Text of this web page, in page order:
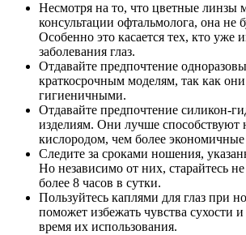
Несмотря на то, что цветные линзы
консультации офтальмолога, она не
Особенно это касается тех, кто уже
заболевания глаз.
Отдавайте предпочтение
краткосрочным моделям, так как
гигиеничными.
Отдавайте предпочтение силикон-
изделиям. Они лучше способствуют
кислородом, чем более
Следите за сроками ношения,
Но независимо от них, старайтесь
более 8 часов в сутки.
Пользуйтесь каплями для глаз при
поможет избежать чувства сухости
время их использования.